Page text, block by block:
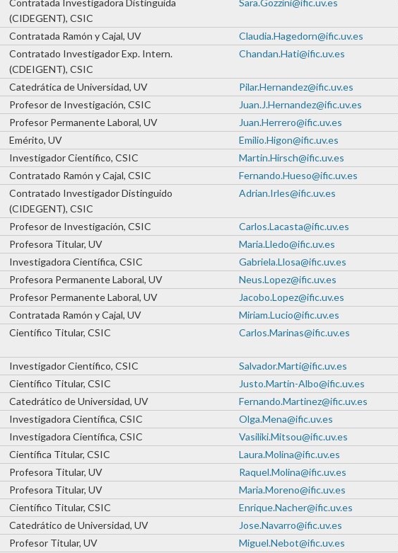
Contratada Investigadora Distinguida
(CIDEGENT), CSIC
Sara.Gozzini@ific.uv.es
Contratada Ramón y Cajal, UV Claudia.Hagedorn@ific.uv.es
Contratado Investigador Exp. Intern.
(CDEIGENT), CSIC
Chandan.Hati@ific.uv.es
Catedrática de Universidad, UV Pilar.Hernandez@ific.uv.es
Profesor de Investigación, CSIC Juan.J.Hernandez@ific.uv.es
Profesor Permanente Laboral, UV Juan.Herrero@ific.uv.es
Emérito, UV Emilio.Higon@ific.uv.es
Investigador Científico, CSIC Martin.Hirsch@ific.uv.es
Contratado Ramón y Cajal, CSIC Fernando.Hueso@ific.uv.es
Contratado Investigador Distinguido
(CIDEGENT), CSIC
Adrian.Irles@ific.uv.es
Profesor de Investigación, CSIC Carlos.Lacasta@ific.uv.es
Profesora Titular, UV Maria.Lledo@ific.uv.es
Investigadora Científica, CSIC Gabriela.Llosa@ific.uv.es
Profesora Permanente Laboral, UV Neus.Lopez@ific.uv.es
Profesor Permanente Laboral, UV Jacobo.Lopez@ific.uv.es
Contratada Ramón y Cajal, UV Miriam.Lucio@ific.uv.es
Científico Titular, CSIC Carlos.Marinas@ific.uv.es
Investigador Científico, CSIC Salvador.Marti@ific.uv.es
Científico Titular, CSIC Justo.Martin-Albo@ific.uv.es
Catedrático de Universidad, UV Fernando.Martinez@ific.uv.es
Investigadora Científica, CSIC Olga.Mena@ific.uv.es
Investigadora Científica, CSIC Vasiliki.Mitsou@ific.uv.es
Científica Titular, CSIC Laura.Molina@ific.uv.es
Profesora Titular, UV Raquel.Molina@ific.uv.es
Profesora Titular, UV Maria.Moreno@ific.uv.es
Científico Titular, CSIC Enrique.Nacher@ific.uv.es
Catedrático de Universidad, UV
Jose.Navarro@ific.uv.es
Profesor Titular, UV Miguel.Nebot@ific.uv.es